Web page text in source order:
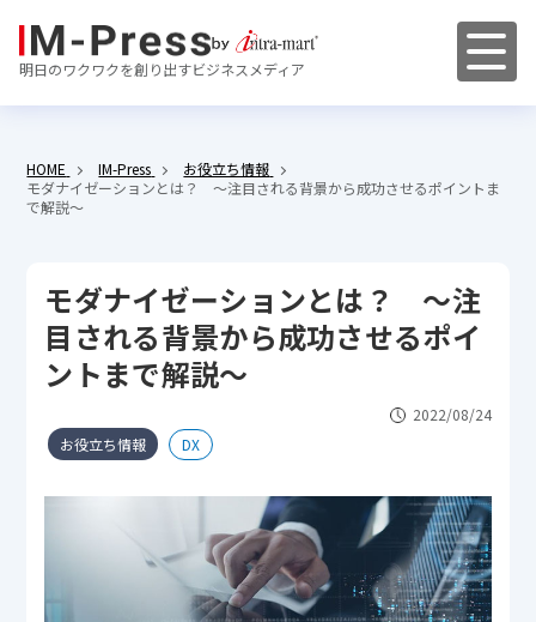
明日のワクワクを創り出すビジネスメディア
HOME IM-Press
お役立ち情報
モダナイゼーションとは？ ～注目される背景から成功させるポイントま
で解説～
モダナイゼーションとは？ ～注
目される背景から成功させるポイ
ントまで解説～
2022/08/24
お役立ち情報
DX